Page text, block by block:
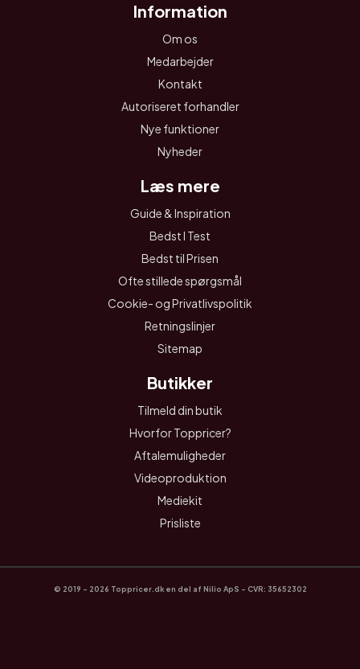
Information
Om os
Medarbejder
Kontakt
Autoriseret forhandler
Nye funktioner
Nyheder
Læs mere
Guide & Inspiration
Bedst I Test
Bedst til Prisen
Ofte stillede spørgsmål
Cookie- og Privatlivspolitik
Retningslinjer
Sitemap
Butikker
Tilmeld din butik
Hvorfor Toppricer?
Aftalemuligheder
Videoproduktion
Mediekit
Prisliste
© 2019 - 2026 Toppricer.dk en del af Nilio ApS - CVR: 35652302